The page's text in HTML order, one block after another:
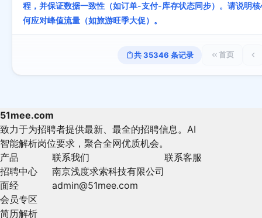
程，并保证数据一致性（如订单-支付-库存状态同步）。请说明
何应对峰值流量（如旅游旺季大促）。
共35346 条记录 首页
51mee.com
致力于为招聘者提供最新、最全的招聘信息。AI
智能解析岗位要求，聚合全网优质机会。
产品
招聘中心
面经
会员专区
简历解析
联系我们
南京浅度求索科技有限公司
admin@51mee.com
联系客服